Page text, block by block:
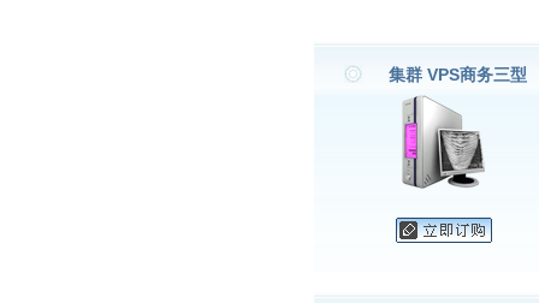
集群 VPS商务三型